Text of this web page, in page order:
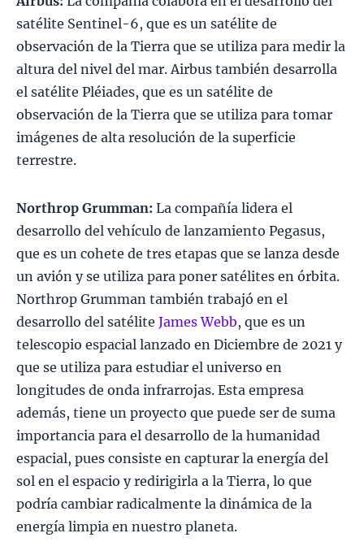
satélite Sentinel-6, que es un satélite de
observación de la Tierra que se utiliza para medir la
altura del nivel del mar. Airbus también desarrolla
el satélite Pléiades, que es un satélite de
observación de la Tierra que se utiliza para tomar
imágenes de alta resolución de la superficie
terrestre.
Northrop Grumman: La compañía lidera el
desarrollo del vehículo de lanzamiento Pegasus,
que es un cohete de tres etapas que se lanza desde
un avión y se utiliza para poner satélites en órbita.
Northrop Grumman también trabajó en el
desarrollo del satélite James Webb, que es un
telescopio espacial lanzado en Diciembre de 2021 y
que se utiliza para estudiar el universo en
longitudes de onda infrarrojas. Esta empresa
además, tiene un proyecto que puede ser de suma
importancia para el desarrollo de la humanidad
espacial, pues consiste en capturar la energía del
sol en el espacio y redirigirla a la Tierra, lo que
podría cambiar radicalmente la dinámica de la
energía limpia en nuestro planeta.